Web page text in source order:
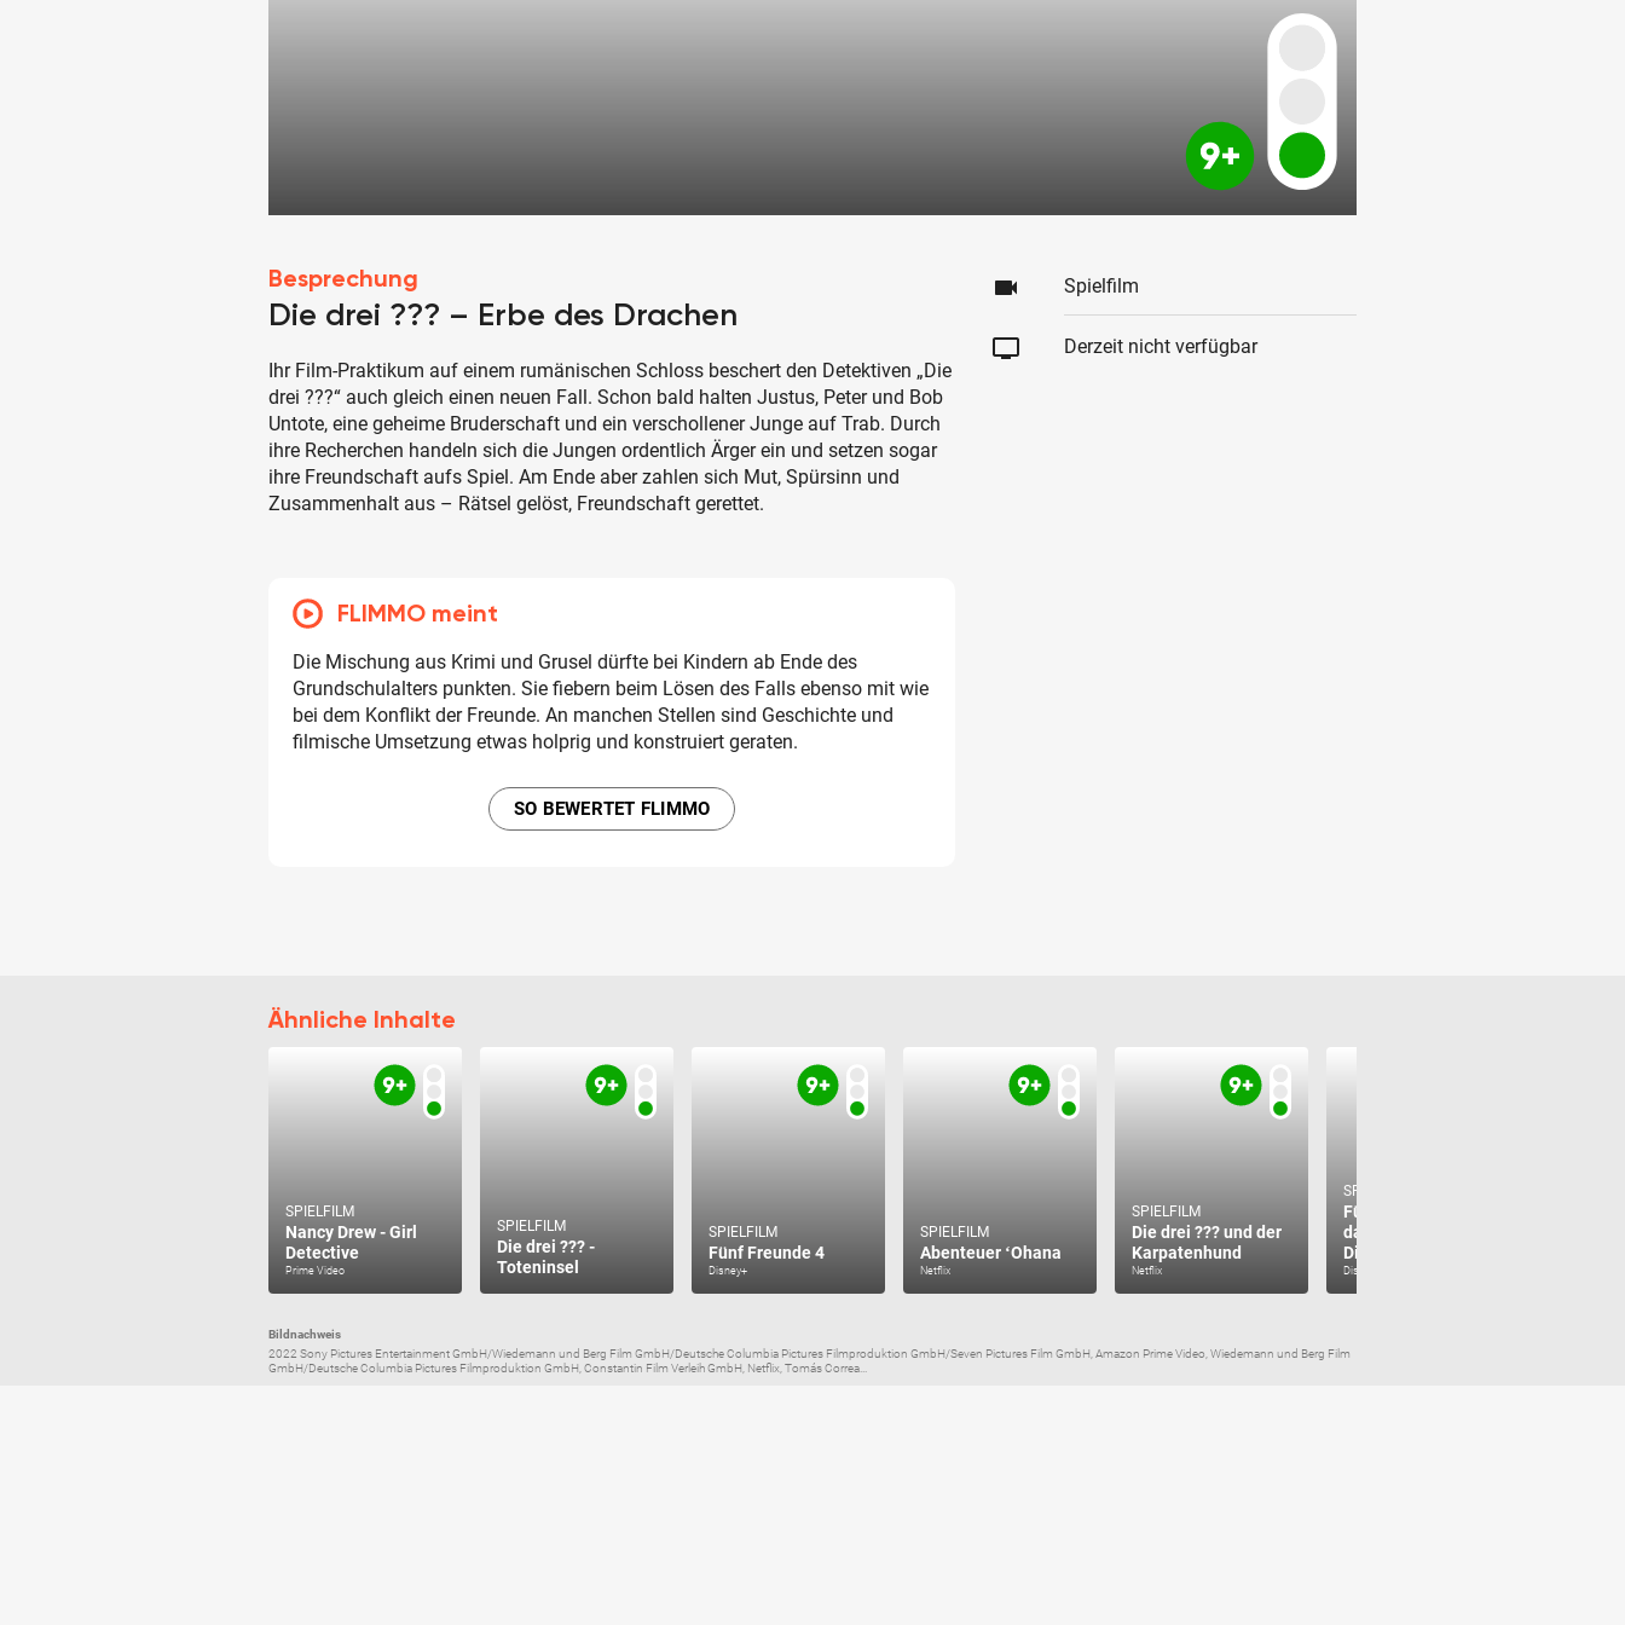
Besprechung
Die drei ??? – Erbe des Drachen
Ihr Film-Praktikum auf einem rumänischen Schloss beschert den Detektiven „Die
drei ???“ auch gleich einen neuen Fall. Schon bald halten Justus, Peter und Bob
Untote, eine geheime Bruderschaft und ein verschollener Junge auf Trab. Durch
ihre Recherchen handeln sich die Jungen ordentlich Ärger ein und setzen sogar
ihre Freundschaft aufs Spiel. Am Ende aber zahlen sich Mut, Spürsinn und
Zusammenhalt aus – Rätsel gelöst, Freundschaft gerettet.
FLIMMO meint
Die Mischung aus Krimi und Grusel dürfte bei Kindern ab Ende des
Grundschulalters punkten. Sie fiebern beim Lösen des Falls ebenso mit wie
bei dem Konflikt der Freunde. An manchen Stellen sind Geschichte und
filmische Umsetzung etwas holprig und konstruiert geraten.
SO BEWERTET FLIMMO
videocam Spielfilm
tv Derzeit nicht verfügbar
Ähnliche Inhalte
SPIELFILM
Nancy Drew - Girl
Detective
Prime Video
SPIELFILM
Die drei ??? -
Toteninsel
SPIELFILM
Fünf Freunde 4
Disney+
SPIELFILM
Abenteuer ʻOhana
Netflix
SPIELFILM
Die drei ??? und der
Karpatenhund
Netflix
SPIELFILM
Fünf Freunde und
das Tal der
Dinosaurier
Disney+
Bildnachweis
2022 Sony Pictures Entertainment GmbH/Wiedemann und Berg Film GmbH/Deutsche Columbia Pictures Filmproduktion GmbH/Seven Pictures Film GmbH, Amazon Prime Video, Wiedemann und Berg Film
GmbH/Deutsche Columbia Pictures Filmproduktion GmbH, Constantin Film Verleih GmbH, Netflix, Tomás Correa...